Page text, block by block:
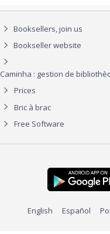
Booksellers, join us
Bookseller website
Caminha : gestion de
Prices
Bric à brac
Free Software
English Español